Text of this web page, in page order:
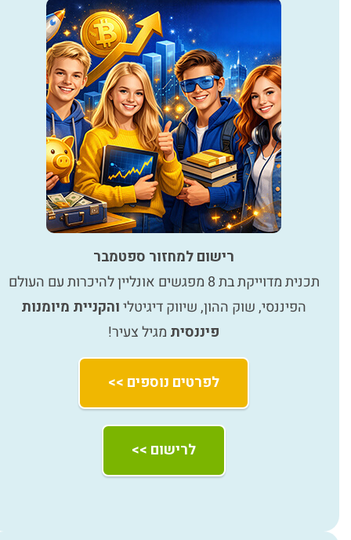
רישום למחזור ספטמבר
תכנית מדוייקת בת 8 מפגשים אונליין להיכרות עם העולם
הפיננסי, שוק ההון, שיווק דיגיטליוהקניית מיומנות
פיננסית מגיל צעיר!
לפרטים נוספים >>
לרישום >>